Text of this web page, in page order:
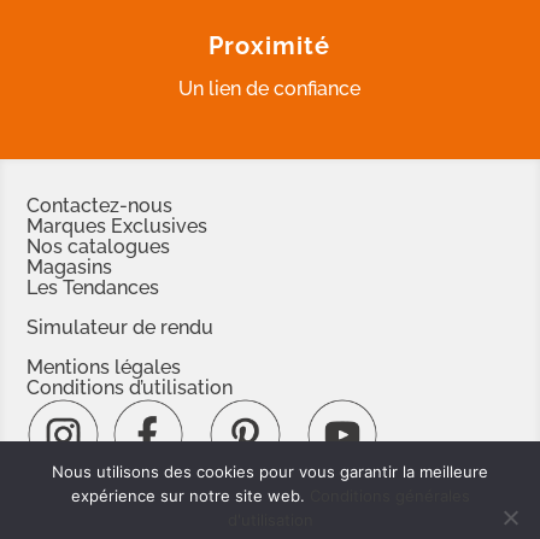
Proximité
Un lien de confiance
Contactez-nous
Marques Exclusives
Nos catalogues
Magasins
Les Tendances
Simulateur de rendu
Mentions légales
Conditions d’utilisation
#espacerevetements
Nous utilisons des cookies pour vous garantir la meilleure
expérience sur notre site web.